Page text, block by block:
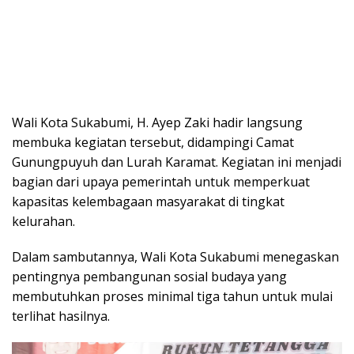
Wali Kota Sukabumi, H. Ayep Zaki hadir langsung
membuka kegiatan tersebut, didampingi Camat
Gunungpuyuh dan Lurah Karamat. Kegiatan ini menjadi
bagian dari upaya pemerintah untuk memperkuat
kapasitas kelembagaan masyarakat di tingkat
kelurahan.
Dalam sambutannya, Wali Kota Sukabumi menegaskan
pentingnya pembangunan sosial budaya yang
membutuhkan proses minimal tiga tahun untuk mulai
terlihat hasilnya.